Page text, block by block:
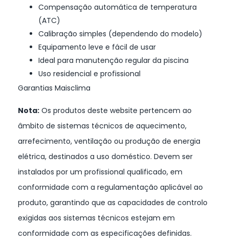
Compensação automática de temperatura
(ATC)
Calibração simples (dependendo do modelo)
Equipamento leve e fácil de usar
Ideal para manutenção regular da piscina
Uso residencial e profissional
Garantias Maisclima
Nota: Os produtos deste website pertencem ao
âmbito de sistemas técnicos de aquecimento,
arrefecimento, ventilação ou produção de energia
elétrica, destinados a uso doméstico. Devem ser
instalados por um profissional qualificado, em
conformidade com a regulamentação aplicável ao
produto, garantindo que as capacidades de controlo
exigidas aos sistemas técnicos estejam em
conformidade com as especificações definidas.